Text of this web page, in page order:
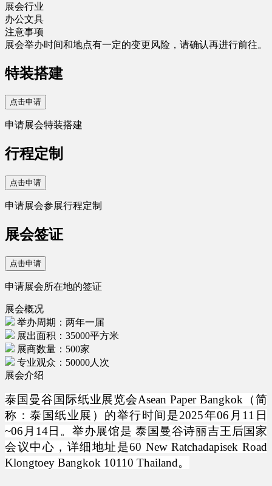
展会行业
办公文具
注意事项
展会举办时间和地点有一定的变更风险，请确认再进行前往。
特装搭建
点击申请
申请展会特装搭建
行程定制
点击申请
申请展会参展行程定制
展会签证
点击申请
申请展会所在地的签证
展会概况
举办周期：两年一届
展出面积：35000平方米
展商数量：500家
专业观众：50000人次
展会介绍
泰国曼谷国际纸业展览会Asean Paper Bangkok （简
称：泰国纸业展） 的举行时间是2025年06月11日
~06月14日 。举办展馆是 泰国曼谷诗丽吉王后国家
会议中心 ，详细地址是60 New Ratchadapisek Road
Klongtoey Bangkok 10110 Thailand。